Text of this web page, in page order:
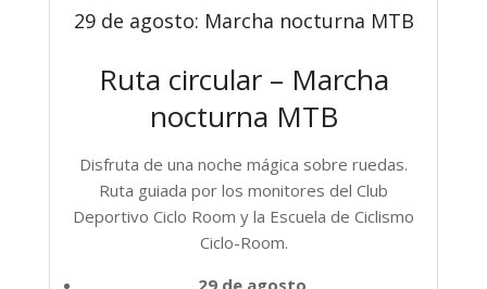
29 de agosto: Marcha nocturna MTB
Ruta circular – Marcha
nocturna MTB
Disfruta de una noche mágica sobre ruedas.
Ruta guiada por los monitores del Club
Deportivo Ciclo Room y la Escuela de Ciclismo
Ciclo-Room.
29 de agosto